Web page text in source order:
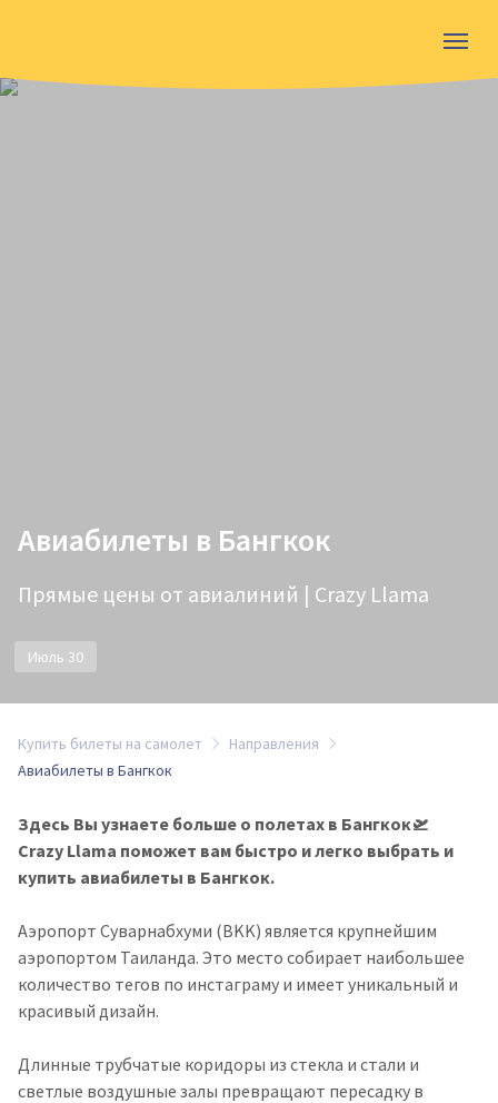
Авиабилеты в Бангкок
Прямые цены от авиалиний | Crazy Llama
Июль 30
Купить билеты на самолет
Направления
Авиабилеты в Бангкок
Здесь Вы узнаете больше о полетах в Бангкок🛫
Crazy Llama поможет вам быстро и легко выбрать и
купить авиабилеты в Бангкок.
Аэропорт Суварнабхуми (BKK) является крупнейшим
аэропортом Таиланда. Это место собирает наибольшее
количество тегов по инстаграму и имеет уникальный и
красивый дизайн.
Длинные трубчатые коридоры из стекла и стали и
светлые воздушные залы превращают пересадку в